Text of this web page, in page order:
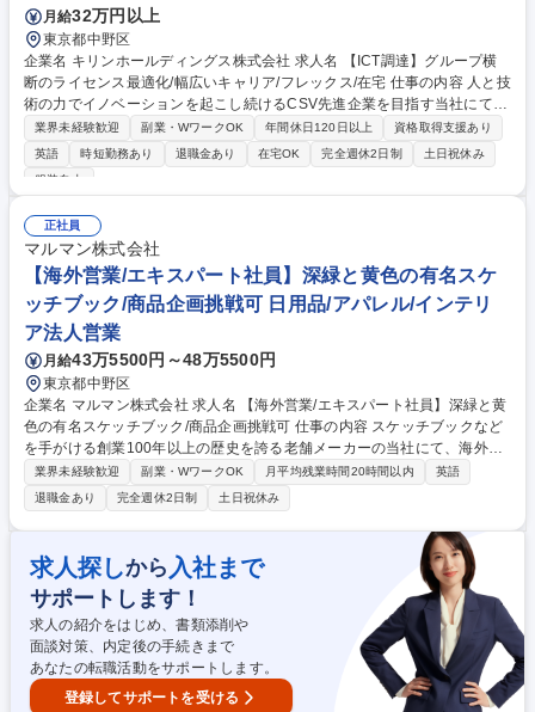
月給32万円以上
東京都中野区
企業名 キリンホールディングス株式会社 求人名 【ICT調達】グループ横
断のライセンス最適化/幅広いキャリア/フレックス/在宅 仕事の内容 人と技
術の力でイノベーションを起こし続けるCSV先進企業を目指す当社にて、
グループ各社向けのICT調達のリードをお任せします。グローバル規模で
の価値創出と企業価値向上に貢献いただくことを期待します。 ■事業会社
のICT・デジタル活用戦略に基づく、国内外サプライヤーの探索・選定 ■
■AI・クラウド等の技術動向および事業戦略を踏まえたICT調達戦略の立
案・実行 ■グループ全体のICT調達における集約購買の推進および最適化 ■
サプライヤーとの中長期的な関係構築・維持 ※入社直後は実務を担い、
徐々に戦略立案などにも携わっていただきます。 募集職種 【ICT調達】グ
ループ横断のライセンス最適化/幅広いキャリア/フレックス/在宅
業界未経験歓迎 副業・WワークOK 年間休日120日以上
資格取得支援あり
英語
時短勤務あり 退職金あり 在宅OK 完全週休2日制
土日祝休み
服装自由
正社員
マルマン株式会社
【海外営業/エキスパート社員】深緑と黄色の有名スケ
ッチブック/商品企画挑戦可 日用品/アパレル/インテリ
ア法人営業
月給43万5500円～48万5500円
東京都中野区
企業名 マルマン株式会社 求人名 【海外営業/エキスパート社員】深緑と黄
色の有名スケッチブック/商品企画挑戦可 仕事の内容 スケッチブックなど
を手がける創業100年以上の歴史を誇る老舗メーカーの当社にて、海外営
業をお任せ致します。入社後は経験に応じて、研修もございますのでご安
心ください。 【業務イメージ】海外とのオンライン会議（1回/週・言語が
英語を使用） ■海外拠点と時差があるため、会議以外のやり取りはメール
が多いですが、電話で会話する機会もあります。【出張頻度】2カ月に1回
程度。 【キャリア形成イメージ】短期：北米支援、担当エリア（8か国）
中期：ASEAN全域、一部中東もお任せ。貿易関連の知識も習得可能。 長
期：各国の流通戦略、商品企画にも参画可能です！ 募集職種 【海外営業/
エキスパート社員】深緑と黄色の有名スケッチブック/商品企画挑戦可
業界未経験歓迎 副業・WワークOK 月平均残業時間20時間以内
英語
退職金あり
完全週休2日制 土日祝休み
求人探しから 入社まで
サポートします！
求人の紹介をはじめ、書類添削や
面談対策、内定後の手続きまで
あなたの転職活動をサポートします。
登録してサポートを受ける